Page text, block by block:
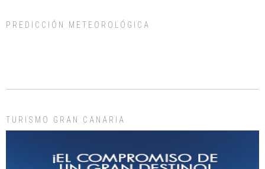
días, ella incluida...
PREDICCIÓN METEOROLÓGICA
TURISMO GRAN CANARIA